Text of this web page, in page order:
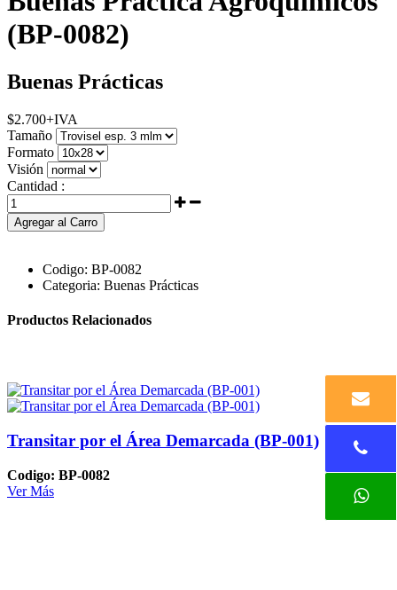
(BP-0082)
Buenas Prácticas
$2.700+IVA
Tamaño
Formato
Visión
Cantidad :
Agregar al Carro
Codigo: BP-0082
Categoria: Buenas Prácticas
Productos Relacionados
Transitar por el Área Demarcada (BP-001)
Codigo: BP-0082
Ver Más